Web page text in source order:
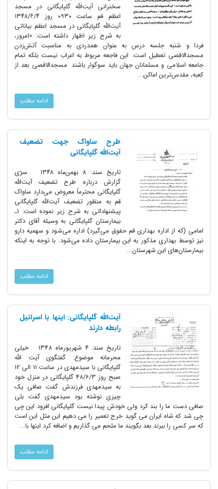
سخنرانى آیت‌الله گلپایگانى در مسجد
اعظم قم ساعت ۰۹۳۰ روز ۱۳۴۸/۶/۴
آیت‌الله گلپایگانى در مسجد اعظم بیاناتى
به شرح زیر اظهار داشته است: «امروز،
فردا و شنبه جلسه درس به عنوان همدردى به مناسبت آتش‌زدن
مسجدالاقصى تعطیل است. این فاجعه مربوط به اعراب نیست بلکه تمام
جامعه اسلامى و مسلمانان جهان باید سوگوار باشند. مسجدالاقصى بعد از
کعبه، مقدس‌ترین اماکن...
ادامه مطلب
طرح ساواک جهت تضعیف
آیت‌الله گلپایگانی
تاریخ سند: ۸ بهمن‌ماه ۱۳۴۸ سرّی
گزارش درباره: طرح تضعیف آیت‌الله
گلپایگانى محترماً معروض می‌دارد ساواک
قم به منظور تضعیف آیت‌الله گلپایگانى
پیشنهاداتى به شرح زیر نموده است: ۱ـ
بیمارستان گلپایگانى به وسیله آقاى دکتر
امامى (که از اداره بهدارى قم حقوق می‌گیرد) اداره می‌شود و سهمیه دارو
نیز توسط بهدارى مذکور به این بیمارستان داده می‌شود. با توجه به اینکه
بیمارستان‌هاى این شهرستان...
ادامه مطلب
آیت‌‏الله گلپایگانى: اینها با اسرائیل
رابطه دارند
تاریخ سند: 4 شهریورماه 1348 خیلی
محرمانه موضوع: گفتگوى آیت ‌الله
گلپایگانى با سیدمهدى در ساعت 11 الى 12
صبح روز 48/6/3 گلپایگانى در منزل خود
به سیدمهدى فرزندش گفت صافى یک
چیزى نوشته بود سیدمهدى گفت بلى
صافى دست ما را بند کرد ولى خودش پیدا نیست گلپایگانى افزود این چى
چى شد که شاه ایران می گوید خرج تعمیر را می دهیم این مثل این است
که سر کسى را ببرند بعد بگویند ما ملحم می گذاریم و اضافه کرد اینها با...
ادامه مطلب